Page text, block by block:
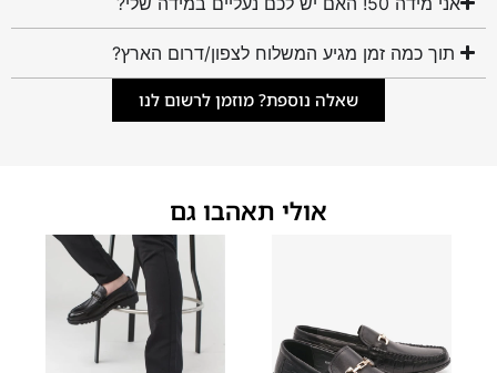
תוך כמה זמן מגיע המשלוח לצפון/דרום הארץ?
שאלה נוספת? מוזמן לרשום לנו
אולי תאהבו גם